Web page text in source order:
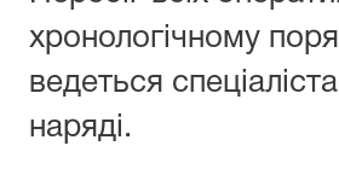
хронологічному
ведеться
наряді.